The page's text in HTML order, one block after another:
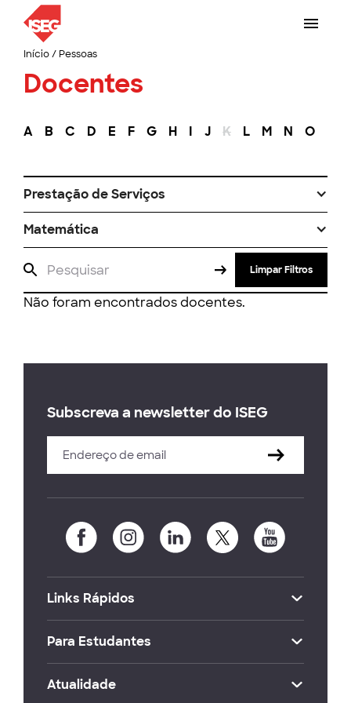
Início/ Pessoas
Docentes
A B C D E F G H I J K L M N O
Prestação de Serviços
Matemática
Limpar Filtros
Não foram encontrados docentes.
Subscreva a newsletter do ISEG
Links Rápidos
Para Estudantes
Atualidade